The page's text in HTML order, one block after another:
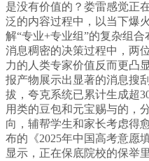
是没有价值的？娄雷感觉正
泛的内容过程中，以当下爆
解“专业+专业组”的复杂组合
消息稠密的决策过程中，两
力的人类专家价值反而更凸
报产物展示出显著的消息搜
拔，夸克系统已累计生成超
用类的豆包和元宝赐与的，
向，辅帮学生和家长考虑得
布的《2025年中国高考意愿
显示，正在保底院校的保举